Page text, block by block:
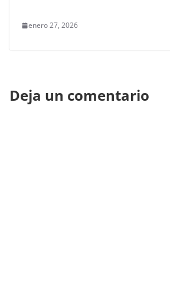
enero 27, 2026
Deja un comentario